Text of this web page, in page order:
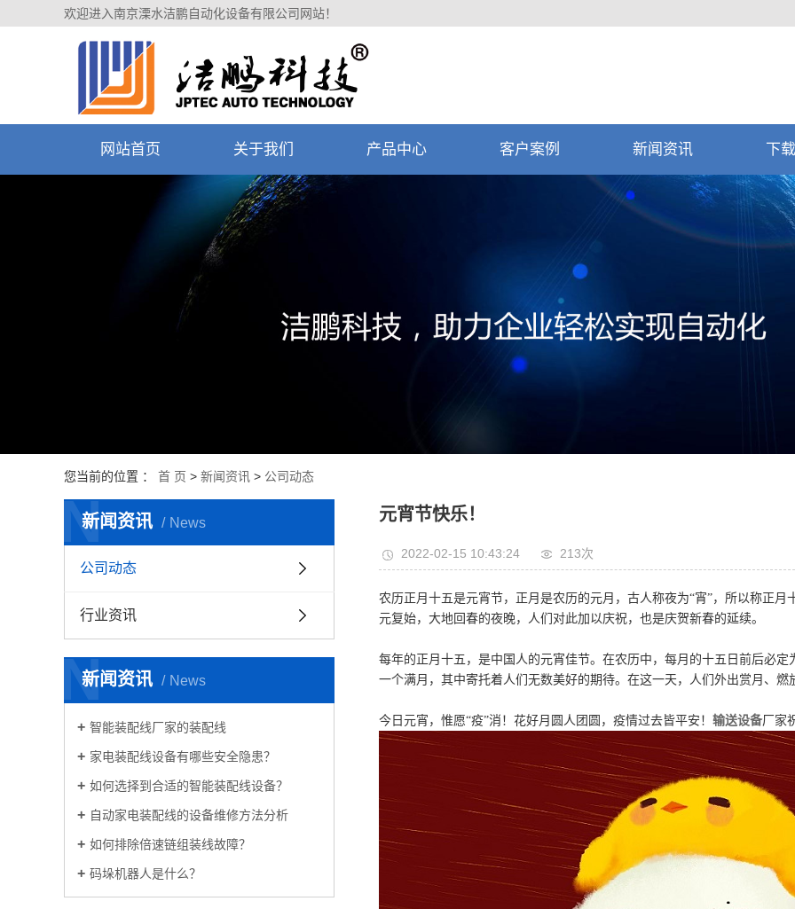
欢迎进入南京溧水洁鹏自动化设备有限公司网站！
网站首页 关于我们 产品中心 客户案例 新闻资讯 下
您当前的位置 ： 首 页 > 新闻资讯 > 公司动态
新闻资讯 News
N
公司动态
行业资讯
新闻资讯 News
N
智能装配线厂家的装配线
家电装配线设备有哪些安全隐患？
如何选择到合适的智能装配线设备？
自动家电装配线的设备维修方法分析
如何排除倍速链组装线故障？
码垛机器人是什么？
元宵节快乐！
2022-02-15 10:43:24 213次
农历正月十五是元宵节，正月是农历的元月，古人称夜为“宵”，所以称正
元复始，大地回春的夜晚，人们对此加以庆祝，也是庆贺新春的延续。
每年的正月十五，是中国人的元宵佳节。在农历中，每月的十五日前后必
一个满月，其中寄托着人们无数美好的期待。在这一天，人们外出赏月、
今日元宵，惟愿“疫”消！花好月圆人团圆，疫情过去皆平安！ 输送设备厂家